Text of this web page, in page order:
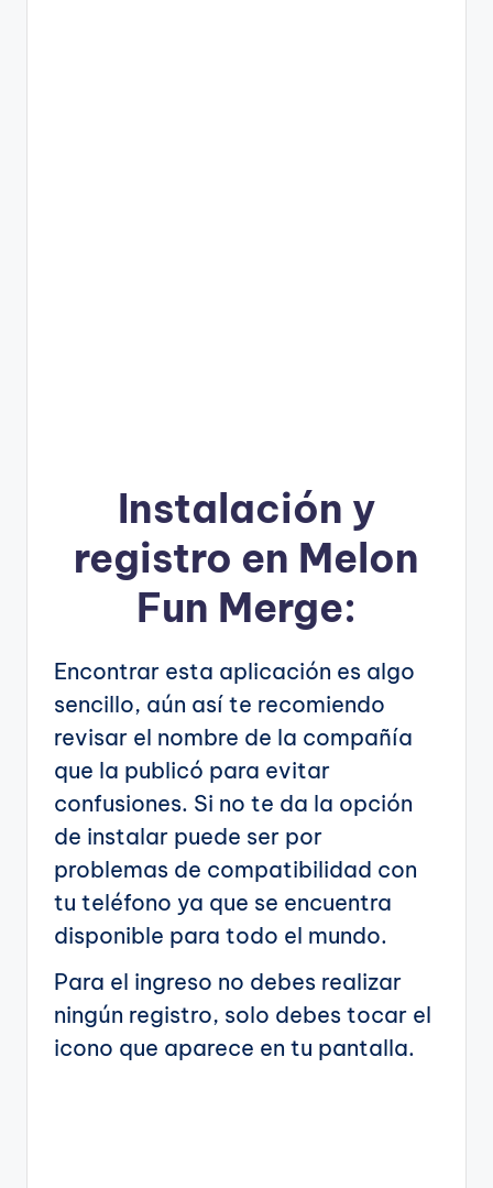
Instalación y
registro en Melon
Fun Merge:
Encontrar esta aplicación es algo
sencillo, aún así te recomiendo
revisar el nombre de la compañía
que la publicó para evitar
confusiones. Si no te da la opción
de instalar puede ser por
problemas de compatibilidad con
tu teléfono ya que se encuentra
disponible para todo el mundo.
Para el ingreso no debes realizar
ningún registro, solo debes tocar el
icono que aparece en tu pantalla.